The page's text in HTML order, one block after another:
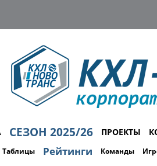
СЕЗОН 2025/26 ПРОЕКТЫ
Таблицы Рейтинги Команды